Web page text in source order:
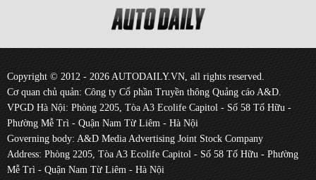
Copyright © 2012 - 2026 AUTODAILY.VN, all rights reserved.
Cơ quan chủ quản: Công ty Cổ phần Truyền thông Quảng cáo A&D.
VPGD Hà Nội: Phòng 2205, Tòa A3 Ecolife Capitol - Số 58 Tố Hữu -
Phường Mễ Trì - Quận Nam Từ Liêm - Hà Nội
Governing body: A&D Media Advertising Joint Stock Company
Address: Phòng 2205, Tòa A3 Ecolife Capitol - Số 58 Tố Hữu - Phường
Mễ Trì - Quận Nam Từ Liêm - Hà Nội